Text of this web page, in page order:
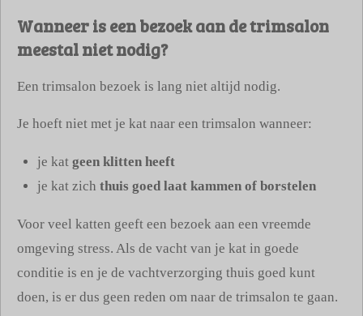
Wanneer is een bezoek aan de trimsalon
meestal niet nodig?
Een trimsalon bezoek is lang niet altijd nodig.
Je hoeft niet met je kat naar een trimsalon wanneer:
je kat geen klitten heeft
je kat zich thuis goed laat kammen of borstelen
Voor veel katten geeft een bezoek aan een vreemde
omgeving stress. Als de vacht van je kat in goede
conditie is en je de vachtverzorging thuis goed kunt
doen, is er dus geen reden om naar de trimsalon te gaan.